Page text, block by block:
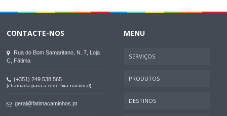
CONTACTE-NOS
Rua do Bom Samaritano, N. 7, Loja
C, Fátima
(+351) 249 538 565
(chamada para a rede fixa nacional)
geral@fatimacaminhos.pt
MENU
SERVIÇOS
PRODUTOS
DESTINOS